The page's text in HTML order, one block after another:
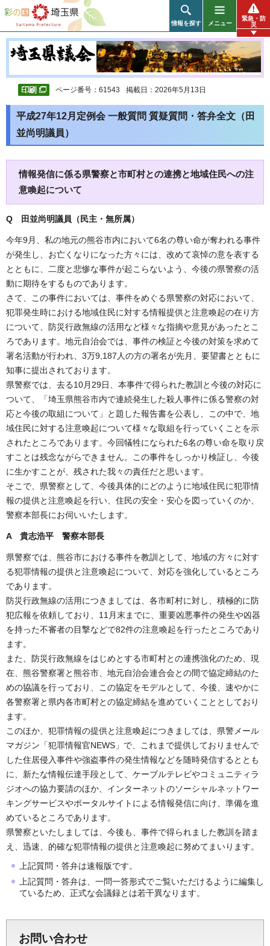
彩の国 埼玉県
情報を探す メニュー
緊急・防
災
ページ番号：61543 掲載日：2026年5月13日
平成27年12月定例会 一般質問 質疑質問・答弁全文（田
並尚明議員）
情報発信に係る県警察と市町村との連携と地域住民への注
意喚起について
Q 田並尚明議員（民主・無所属）
今年9月、私の地元の熊谷市内において6名の尊い命が奪われる事件
が発生し、お亡くなりになった方々には、改めて哀悼の意を表する
とともに、二度と悲惨な事件が起こらないよう、今後の県警察の活
動に期待をするものであります。
さて、この事件においては、事件をめぐる県警察の対応において、
犯罪発生時における地域住民に対する情報提供と注意喚起の在り方
について、防災行政無線の活用など様々な指摘や意見があったとこ
ろであります。地元自治会では、事件の検証と今後の対策を求めて
署名活動が行われ、3万9,187人の方の署名が先月、要望書とともに
知事に提出されております。
県警察では、去る10月29日、本事件で得られた教訓と今後の対応に
ついて、「埼玉県熊谷市内で連続発生した殺人事件に係る警察の対
応と今後の取組について」と題した報告書を公表し、この中で、地
域住民に対する注意喚起について様々な取組を行っていくことを示
されたところであります。今回犠牲になられた6名の尊い命を取り戻
すことは残念ながらできません。この事件をしっかり検証し、今後
に生かすことが、残された我々の責任だと思います。
そこで、県警察として、今後具体的にどのように地域住民に犯罪情
報の提供と注意喚起を行い、住民の安全・安心を図っていくのか、
警察本部長にお伺いいたします。
A 貴志浩平 警察本部長
県警察では、熊谷市における事件を教訓として、地域の方々に対す
る犯罪情報の提供と注意喚起について、対応を強化しているところ
であります。
防災行政無線の活用につきましては、各市町村に対し、積極的に防
犯広報を依頼しており、11月末までに、重要凶悪事件の発生や凶器
を持った不審者の目撃などで82件の注意喚起を行ったところであり
ます。
また、防災行政無線をはじめとする市町村との連携強化のため、現
在、熊谷警察署と熊谷市、地元自治会連合会との間で協定締結のた
めの協議を行っており、この協定をモデルとして、今後、速やかに
各警察署と県内各市町村との協定締結を進めていくこととしており
ます。
このほか、犯罪情報の提供と注意喚起につきましては、県警メール
マガジン「犯罪情報官NEWS」で、これまで提供しておりませんで
した住居侵入事件や強盗事件の発生情報などを随時発信するととも
に、新たな情報伝達手段として、ケーブルテレビやコミュニティラ
ジオへの協力要請のほか、インターネットのソーシャルネットワー
キングサービスやポータルサイトによる情報発信に向け、準備を進
めているところであります。
県警察といたしましては、今後も、事件で得られました教訓を踏ま
え、迅速、的確な犯罪情報の提供と注意喚起に努めてまいります。
上記質問・答弁は速報版です。
上記質問・答弁は、一問一答形式でご覧いただけるように編集し
ているため、正式な会議録とは若干異なります。
お問い合わせ